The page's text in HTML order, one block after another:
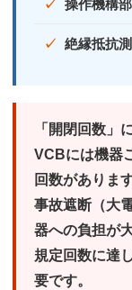
操作機構
絶縁抵抗
「開閉回数」
VCBには機器
回数があります
事故遮断（大
器への負担が
規定回数に達
要です。